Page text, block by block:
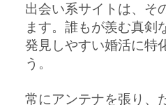
出会い系サイトは、そ
ます。誰もが羨む真剣
発見しやすい婚活に特
う。
常にアンテナを張り、